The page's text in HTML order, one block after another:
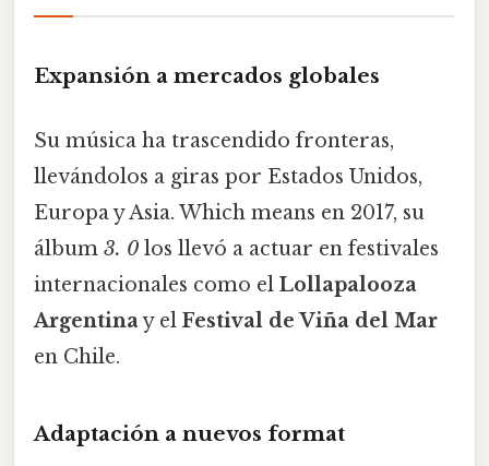
Expansión a mercados globales
Su música ha trascendido fronteras,
llevándolos a giras por Estados Unidos,
Europa y Asia. Which means en 2017, su
álbum 3. 0 los llevó a actuar en festivales
internacionales como el Lollapalooza
Argentinay el Festival de Viña del Mar
en Chile.
Adaptación a nuevos format